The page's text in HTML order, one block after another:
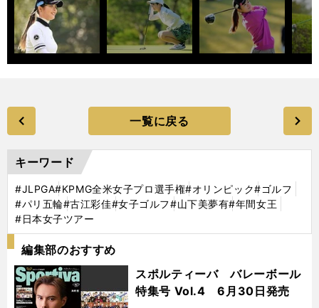
一覧に戻る
キーワード
#JLPGA#KPMG全米女子プロ選手権#オリンピック#ゴルフ
#パリ五輪#古江彩佳#女子ゴルフ#山下美夢有#年間女王
#日本女子ツアー
編集部のおすすめ
スポルティーバ バレーボール
特集号 Vol.4 6月30日発売